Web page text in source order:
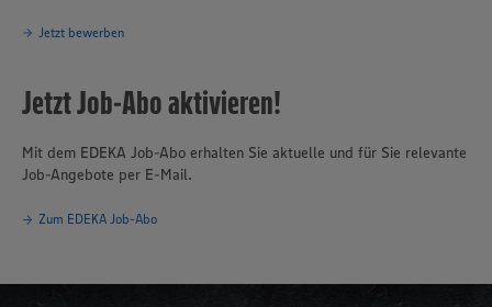
Jetzt bewerben
Jetzt Job-Abo aktivieren!
Mit dem EDEKA Job-Abo erhalten Sie aktuelle und für Sie relevante
Job-Angebote per E-Mail.
Zum EDEKA Job-Abo